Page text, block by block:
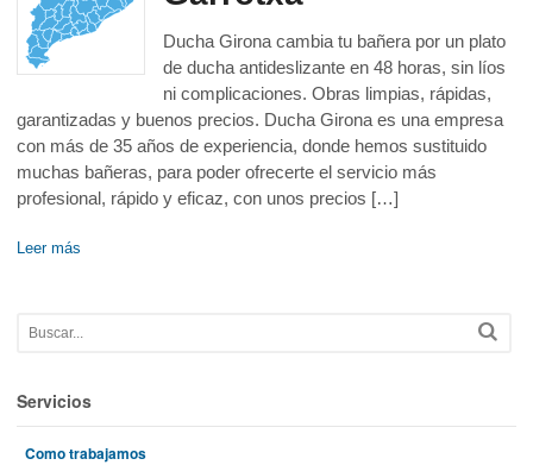
Ducha Girona cambia tu bañera por un plato
de ducha antideslizante en 48 horas, sin líos
ni complicaciones. Obras limpias, rápidas,
garantizadas y buenos precios. Ducha Girona es una empresa
con más de 35 años de experiencia, donde hemos sustituido
muchas bañeras, para poder ofrecerte el servicio más
profesional, rápido y eficaz, con unos precios […]
Leer más
Servicios
Como trabajamos